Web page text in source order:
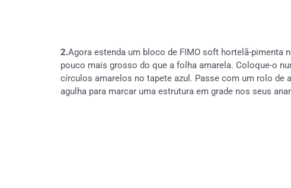
2.Agora estenda um bloco de FIMO soft hortelã-pimenta
pouco mais grosso do que a folha amarela. Coloque-o
círculos amarelos no tapete azul. Passe com um rolo de
agulha para marcar uma estrutura em grade nos seus